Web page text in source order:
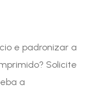
e padronizar a
Solicite
a